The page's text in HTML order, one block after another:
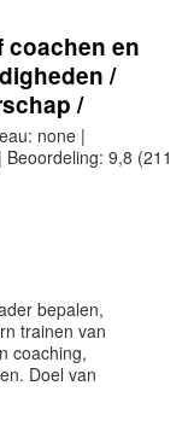
coachen en
/
/
none |
9,8 (211
bepalen,
trainen van
coaching,
Doel van